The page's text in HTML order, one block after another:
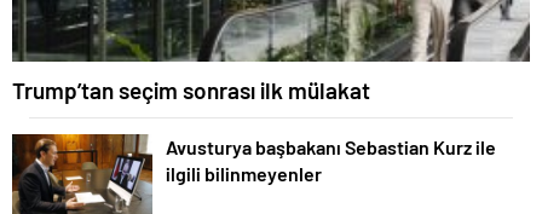
Trump’tan seçim sonrası ilk mülakat
Avusturya başbakanı Sebastian Kurz ile
ilgili bilinmeyenler